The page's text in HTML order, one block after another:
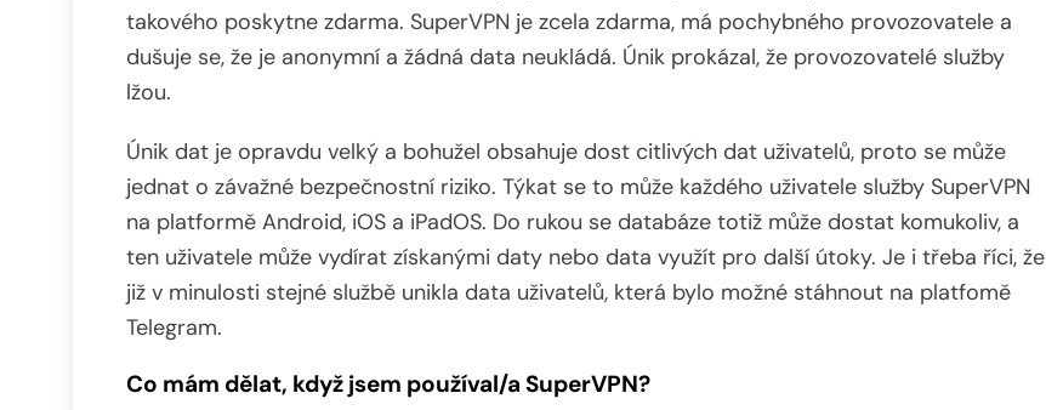
takového poskytne zdarma. SuperVPN je zcela zdarma, má pochybného provozovatele a
dušuje se, že je anonymní a žádná data neukládá. Únik prokázal, že provozovatelé služby
lžou.
Únik dat je opravdu velký a bohužel obsahuje dost citlivých dat uživatelů, proto se může
jednat o závažné bezpečnostní riziko. Týkat se to může každého uživatele služby SuperVPN
na platformě Android, iOS a iPadOS. Do rukou se databáze totiž může dostat komukoliv, a
ten uživatele může vydírat získanými daty nebo data využít pro další útoky. Je i třeba říci, že
již v minulosti stejné službě unikla data uživatelů, která bylo možné stáhnout na platfomě
Telegram.
Co mám dělat, když jsem používal/a SuperVPN?